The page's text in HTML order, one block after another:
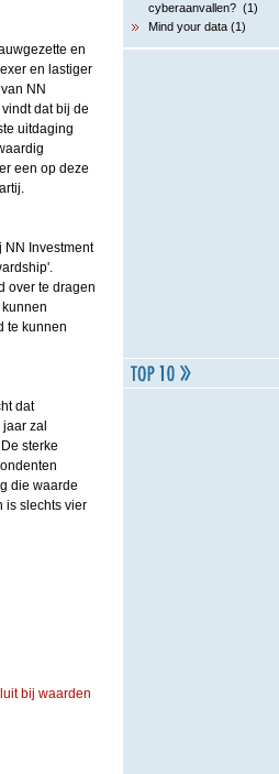
en
en lastiger
NN
dat bij de
uitdaging
een op deze
NN Investment
over te dragen
te kunnen
dat
zal
sterke
die waarde
is slechts vier
bij waarden
cyberaanvallen? (1)
Mind your data (1)